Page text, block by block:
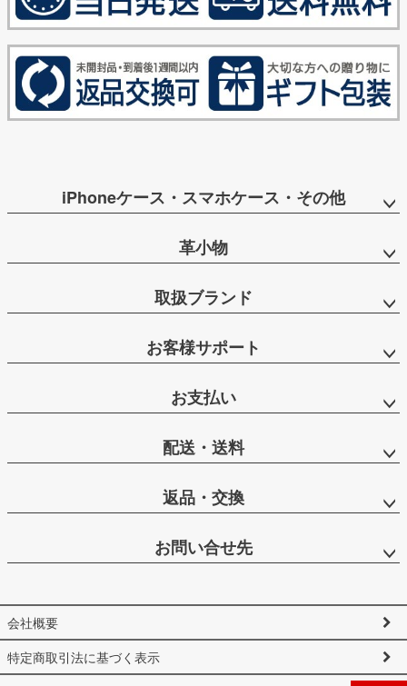
iPhoneケース・スマホケース・その他
革小物
取扱ブランド
お客様サポート
お支払い
配送・送料
返品・交換
お問い合せ先
会社概要
特定商取引法に基づく表示